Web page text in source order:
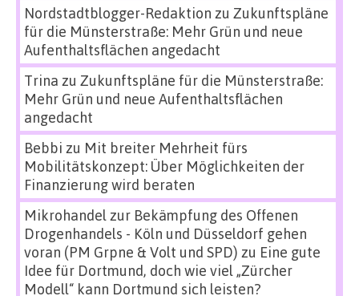
Nordstadtblogger-Redaktion zu Zukunftspläne
für die Münsterstraße: Mehr Grün und neue
Aufenthaltsflächen angedacht
Trina zu Zukunftspläne für die Münsterstraße:
Mehr Grün und neue Aufenthaltsflächen
angedacht
Bebbi zu Mit breiter Mehrheit fürs
Mobilitätskonzept: Über Möglichkeiten der
Finanzierung wird beraten
Mikrohandel zur Bekämpfung des Offenen
Drogenhandels - Köln und Düsseldorf gehen
voran (PM Grpne & Volt und SPD) zu Eine gute
Idee für Dortmund, doch wie viel „Zürcher
Modell“ kann Dortmund sich leisten?